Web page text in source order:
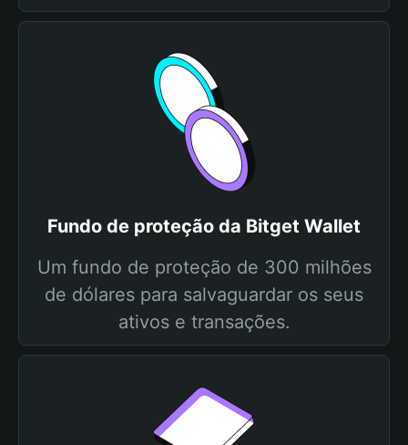
Fundo de proteção da Bitget Wallet
Um fundo de proteção de 300 milhões
de dólares para salvaguardar os seus
ativos e transações.